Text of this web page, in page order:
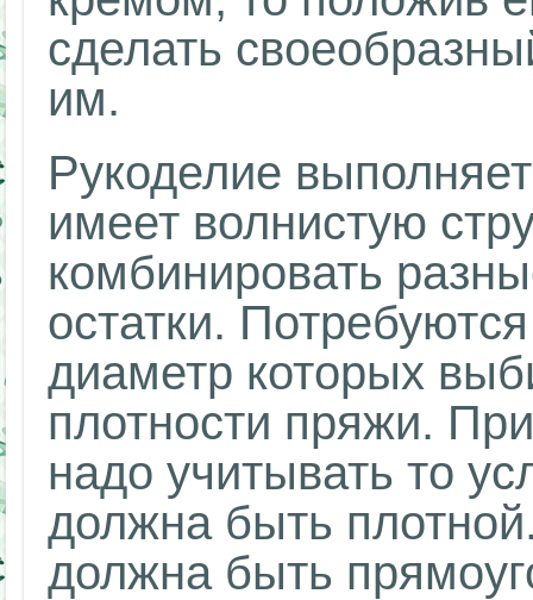
сделать
им.
Рукоделие
имеет волнистую
комбинировать
остатки.
диаметр которых
плотности пряжи.
надо учитывать то
должна быть
должна быть